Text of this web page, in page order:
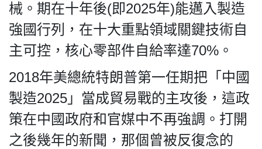
械。期在十年後(即2025年)能邁入製造
強國行列，在十大重點領域關鍵技術自
主可控，核心零部件自給率達70%。
2018年美總統特朗普第一任期把「中國
製造2025」當成貿易戰的主攻後，這政
策在中國政府和官媒中不再強調。打開
之後幾年的新聞，那個曾被反復念的